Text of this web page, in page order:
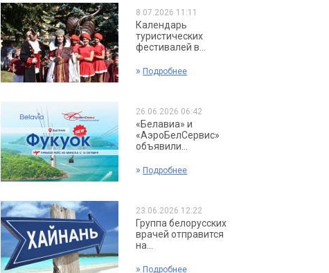
8.07.2026 11:11
Календарь
туристических
фестивалей в...
» Подробнее
26.06.2026 06:42
«Белавиа» и
«АэроБелСервис»
объявили...
» Подробнее
23.06.2026 12:22
Группа белорусских
врачей отправится
на...
» Подробнее